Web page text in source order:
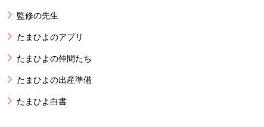
監修の先生
たまひよのアプリ
たまひよの仲間たち
たまひよの出産準備
たまひよ白書